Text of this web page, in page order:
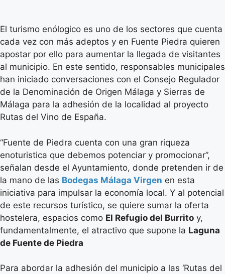
El turismo enólogico es uno de los sectores que cuenta
cada vez con más adeptos y en Fuente Piedra quieren
apostar por ello para aumentar la llegada de visitantes
al municipio. En este sentido, responsables municipales
han iniciado conversaciones con el Consejo Regulador
de la Denominación de Origen Málaga y Sierras de
Málaga para la adhesión de la localidad al proyecto
Rutas del Vino de España.
“Fuente de Piedra cuenta con una gran riqueza
enoturistica que debemos potenciar y promocionar”,
señalan desde el Ayuntamiento, donde pretenden ir de
la mano de las Bodegas Málaga Virgen en esta
iniciativa para impulsar la economía local. Y al potencial
de este recursos turístico, se quiere sumar la oferta
hostelera, espacios como El Refugio del Burrito y,
fundamentalmente, el atractivo que supone la Laguna
de Fuente de Piedra
Para abordar la adhesión del municipio a las ‘Rutas del